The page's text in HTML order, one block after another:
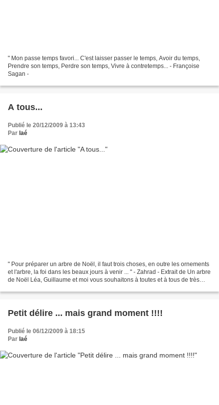
" Mon passe temps favori... C'est laisser passer le temps, Avoir du temps,
Prendre son temps, Perdre son temps, Vivre à contretemps... - Françoise
Sagan -
A tous...
Publié le 20/12/2009 à 13:43
Par laé
" Pour préparer un arbre de Noël, il faut trois choses, en outre les ornements
et l'arbre, la foi dans les beaux jours à venir ... " - Zahrad - Extrait de Un arbre
de Noël Léa, Guillaume et moi vous souhaitons à toutes et à tous de très
Petit délire ... mais grand moment !!!!
Publié le 06/12/2009 à 18:15
Par laé